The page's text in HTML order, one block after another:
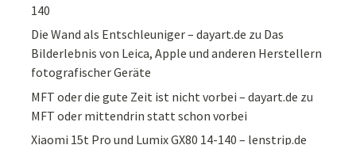
140
Die Wand als Entschleuniger – dayart.de zu Das
Bilderlebnis von Leica, Apple und anderen Herstellern
fotografischer Geräte
MFT oder die gute Zeit ist nicht vorbei – dayart.de zu
MFT oder mittendrin statt schon vorbei
Xiaomi 15t Pro und Lumix GX80 14-140 – lenstrip.de